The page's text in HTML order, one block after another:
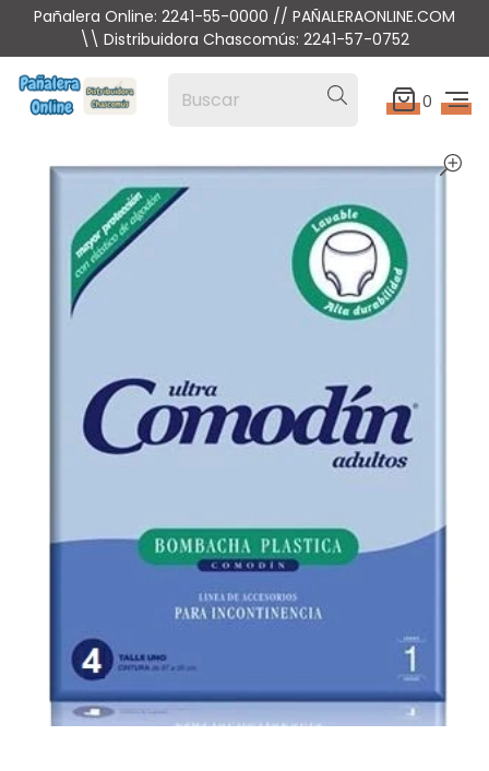
Pañalera Online: 2241-55-0000 // PAÑALERAONLINE.COM
\\ Distribuidora Chascomús: 2241-57-0752
0